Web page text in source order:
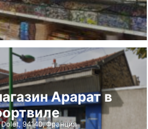
Арарат в
Dolet, 94140, Франция